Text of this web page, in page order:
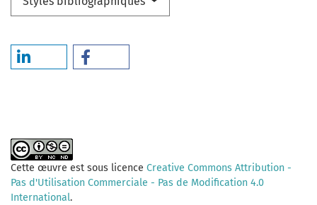
Cette œuvre est sous licence Creative Commons Attribution -
Pas d'Utilisation Commerciale - Pas de Modification 4.0
International.